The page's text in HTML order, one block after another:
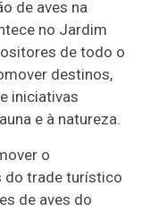
de aves na
no Jardim
de todo o
destinos,
iniciativas
e à natureza.
o
do trade turístico
de aves do